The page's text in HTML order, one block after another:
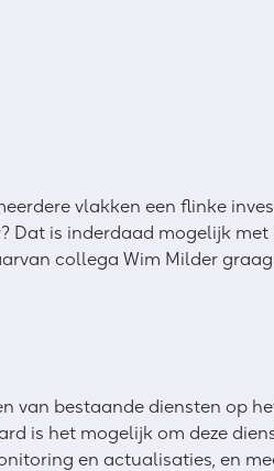
vlakken een flinke
Dat is inderdaad mogelijk met
collega Wim Milder
van bestaande diensten op
is het mogelijk om deze
en actualisaties, en